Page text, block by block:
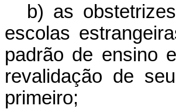
b) as
escolas
padrão de ensino
revalidação de
primeiro;